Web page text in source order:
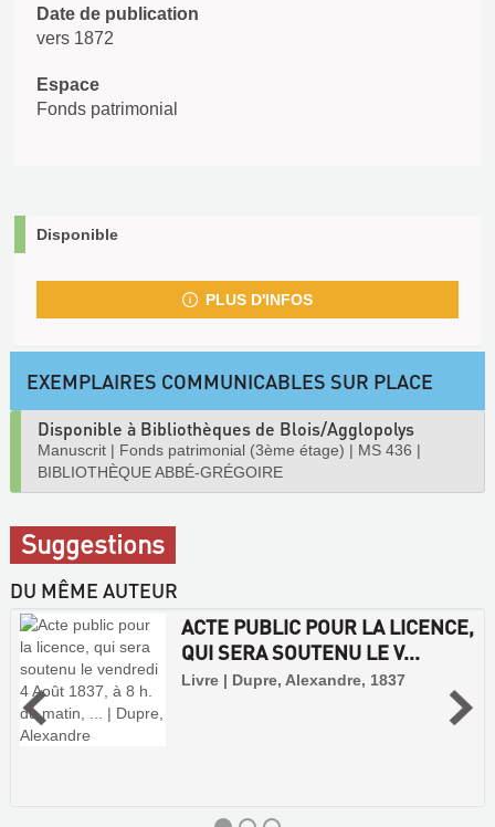
Date de publication
vers 1872
Espace
Fonds patrimonial
Disponible
PLUS D'INFOS
EXEMPLAIRES COMMUNICABLES SUR PLACE
Disponible à Bibliothèques de Blois/Agglopolys
Manuscrit | Fonds patrimonial (3ème étage) | MS 436 |
BIBLIOTHÈQUE ABBÉ-GRÉGOIRE
Suggestions
DU MÊME AUTEUR
ACTE PUBLIC POUR LA LICENCE,
QUI SERA SOUTENU LE V...
Livre | Dupre, Alexandre, 1837